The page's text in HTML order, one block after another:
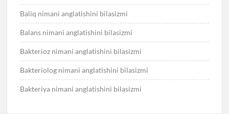
Baliq nimani anglatishini bilasizmi
Balans nimani anglatishini bilasizmi
Bakterioz nimani anglatishini bilasizmi
Bakteriolog nimani anglatishini bilasizmi
Bakteriya nimani anglatishini bilasizmi